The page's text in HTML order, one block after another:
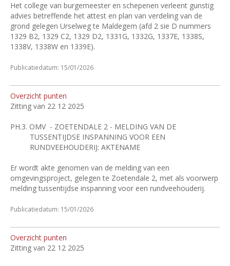
Het college van burgemeester en schepenen verleent gunstig
advies betreffende het attest en plan van verdeling van de
grond gelegen Urselweg te Maldegem (afd 2 sie D nummers
1329 B2, 1329 C2, 1329 D2, 1331G, 1332G, 1337E, 1338S,
1338V, 1338W en 1339E).
Publicatiedatum: 15/01/2026
Overzicht punten
Zitting van 22 12 2025
PH.3. OMV - ZOETENDALE 2 - MELDING VAN DE
TUSSENTIJDSE INSPANNING VOOR EEN
RUNDVEEHOUDERIJ: AKTENAME
Er wordt akte genomen van de melding van een
omgevingsproject, gelegen te Zoetendale 2, met als voorwerp
melding tussentijdse inspanning voor een rundveehouderij.
Publicatiedatum: 15/01/2026
Overzicht punten
Zitting van 22 12 2025